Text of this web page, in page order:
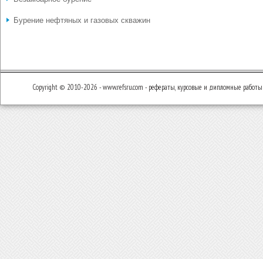
Бурение нефтяных и газовых скважин
Copyright © 2010-2026 - www.refsru.com - рефераты, курсовые и дипломные работы